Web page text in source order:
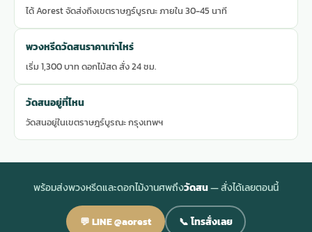
ได้ Aorest จัดส่งถึงเขตราษฎร์บูรณะ ภายใน 30-45 นาที
พวงหรีดวัดสนราคาเท่าไหร่
เริ่ม 1,300 บาท ดอกไม้สด สั่ง 24 ชม.
วัดสนอยู่ที่ไหน
วัดสนอยู่ในเขตราษฎร์บูรณะ กรุงเทพฯ
พร้อมส่งพวงหรีดและดอกไม้งานศพถึงวัดสน— สั่งได้เลยตอนนี้
💬 LINE @aorest 📞 โทรสั่งเลย